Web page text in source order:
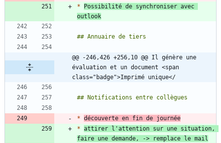
*
Possibilité de synchroniser avec
outlook
@@ -246,426 +256,10 @@ Il génère une
évaluation et un document <span
class="badge">Imprimé unique</
* découverte en fin de journée
* attirer l'attention sur une situation,
faire une demande, -> remplace le mail